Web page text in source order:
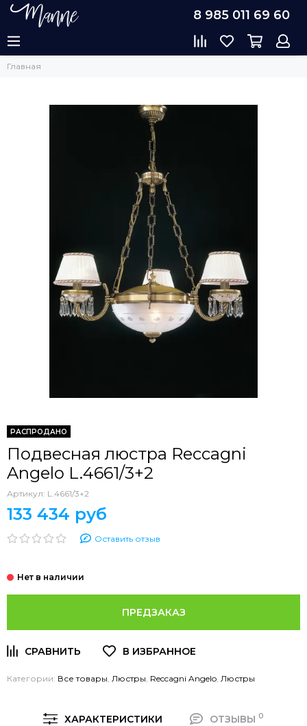
8 985 011 69 60
Главная
РАСПРОДАНО
Подвесная люстра Reccagni
Angelo L.4661/3+2
Артикул: L.4661/3+2
133 434 руб
Оставить отзыв
ПРЕДЗАКАЗ
Категории: Все товары Люстры Reccagni Angelo Люстры
ХАРАКТЕРИСТИКИ ОТЗЫВЫ 0